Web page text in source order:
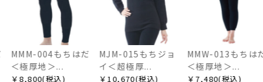
MMM-004もちはだ
＜極厚地＞...
￥8,800(税込)
MJM-015もちジョ
イ＜超極厚...
￥10,670(税込)
MMW-013もちはだ
＜極厚地＞...
￥7,480(税込)